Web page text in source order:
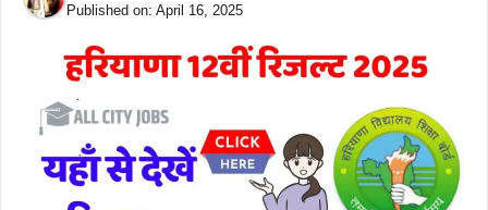
Published on: April 16, 2025